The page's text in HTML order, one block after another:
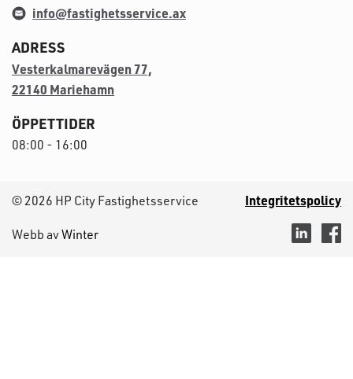
info@fastighetsservice.ax
ADRESS
Vesterkalmarevägen 77,
22140 Mariehamn
ÖPPETTIDER
08:00 - 16:00
© 2026 HP City Fastighetsservice Integritetspolicy
Webb avWinter